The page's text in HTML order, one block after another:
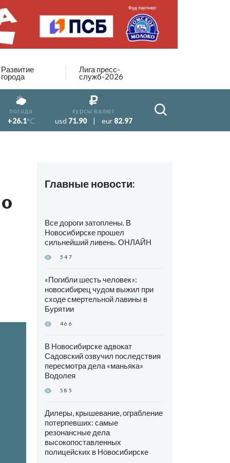
Развитие
города
Лига пресс-
служб-2026
погода
+26.1°C
курсы валют
usd 71.90 | eur 82.97
Главные новости:
Все дороги затоплены. В
Новосибирске прошел
сильнейший ливень. ОНЛАЙН
547
«Погибли шесть человек»:
новосибирец чудом выжил при
сходе смертельной лавины в
Бурятии
466
В Новосибирске адвокат
Садовский озвучил последствия
пересмотра дела «маньяка»
Водолея
585
Дилеры, крышевание, ограбление
потерпевших: самые
резонансные дела
высокопоставленных
полицейских в Новосибирске